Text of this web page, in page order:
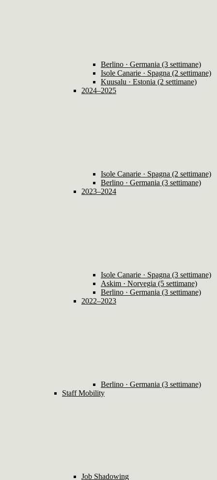
Berlino · Germania (3 settimane)
Isole Canarie · Spagna (2 settimane)
Kuusalu · Estonia (2 settimane)
2024–2025
Isole Canarie · Spagna (2 settimane)
Berlino · Germania (3 settimane)
2023–2024
Isole Canarie · Spagna (3 settimane)
Askim · Norvegia (5 settimane)
Berlino · Germania (3 settimane)
2022–2023
Berlino · Germania (3 settimane)
Staff Mobility
Job Shadowing